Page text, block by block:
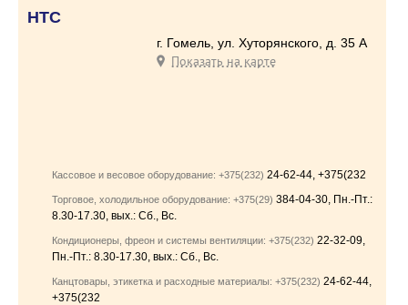
НТС
г. Гомель, ул. Хуторянского, д. 35 А
Показать на карте
Кассовое и весовое оборудование: +375(232) 24-62-44, +375(232
Торговое, холодильное оборудование: +375(29) 384-04-30, Пн.-Пт.:
8.30-17.30, вых.: Сб., Вс.
Кондиционеры, фреон и системы вентиляции: +375(232) 22-32-09,
Пн.-Пт.: 8.30-17.30, вых.: Сб., Вс.
Канцтовары, этикетка и расходные материалы: +375(232) 24-62-44,
+375(232